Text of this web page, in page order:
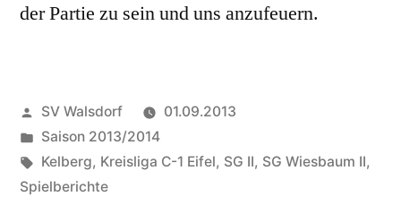
der Partie zu sein und uns anzufeuern.
Veröffentlicht
von
SV Walsdorf
01.09.2013
Veröffentlicht
in
Saison 2013/2014
Schlagwörter:
Kelberg, Kreisliga C-1 Eifel, SG II, SG Wiesbaum II,
Spielberichte